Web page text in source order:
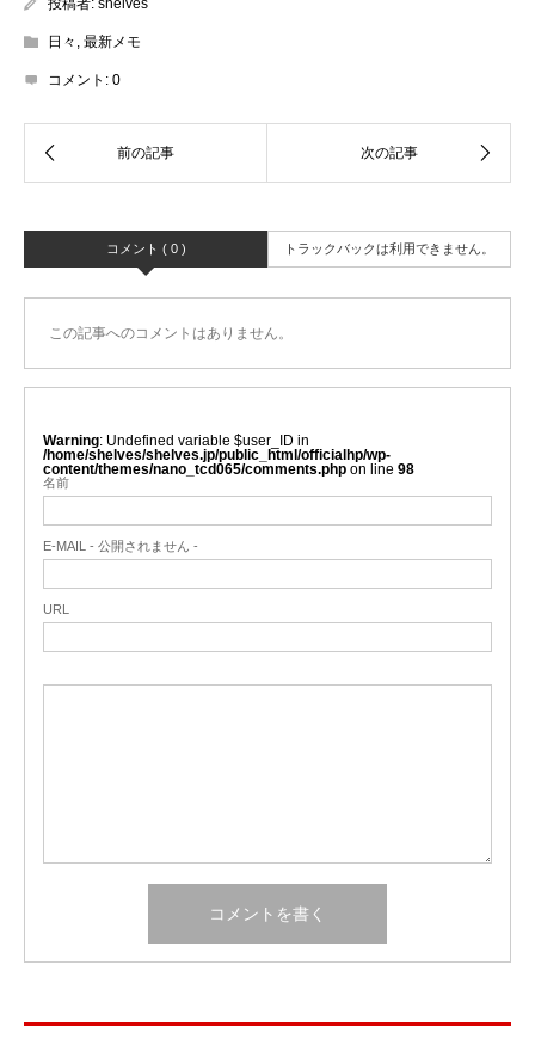
投稿者: shelves
日々 , 最新メモ
コメント: 0
コメント ( 0 ) トラックバックは利用できません。
この記事へのコメントはありません。
Warning : Undefined variable $user_ID in
/home/shelves/shelves.jp/public_html/officialhp/wp-
content/themes/nano_tcd065/comments.php on line 98
名前
E-MAIL - 公開されません -
URL